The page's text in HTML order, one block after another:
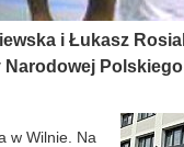
i Łukasz
w Wilnie. Na